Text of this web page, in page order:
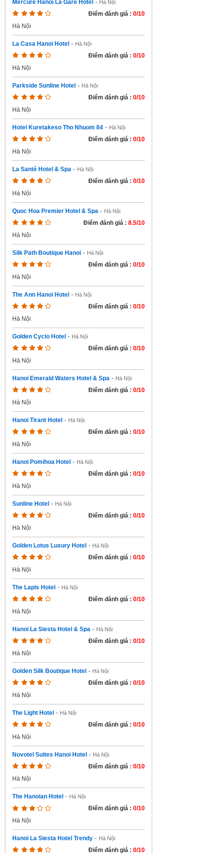
Mercure Hanoi La Gare Hotel - Hà Nội
Điểm đánh giá : 0/10
Hà Nội
La Casa Hanoi Hotel - Hà Nội
Điểm đánh giá : 0/10
Hà Nội
Parkside Sunline Hotel - Hà Nội
Điểm đánh giá : 0/10
Hà Nội
Hotel Kuretakeso Tho Nhuom 84 - Hà Nội
Điểm đánh giá : 0/10
Hà Nội
La Santé Hotel & Spa - Hà Nội
Điểm đánh giá : 0/10
Hà Nội
Quoc Hoa Premier Hotel & Spa - Hà Nội
Điểm đánh giá : 8.5/10
Hà Nội
Silk Path Boutique Hanoi - Hà Nội
Điểm đánh giá : 0/10
Hà Nội
The Ann Hanoi Hotel - Hà Nội
Điểm đánh giá : 0/10
Hà Nội
Golden Cyclo Hotel - Hà Nội
Điểm đánh giá : 0/10
Hà Nội
Hanoi Emerald Waters Hotel & Spa - Hà Nội
Điểm đánh giá : 0/10
Hà Nội
Hanoi Tirant Hotel - Hà Nội
Điểm đánh giá : 0/10
Hà Nội
Hanoi Pomihoa Hotel - Hà Nội
Điểm đánh giá : 0/10
Hà Nội
Sunline Hotel - Hà Nội
Điểm đánh giá : 0/10
Hà Nội
Golden Lotus Luxury Hotel - Hà Nội
Điểm đánh giá : 0/10
Hà Nội
The Lapis Hotel - Hà Nội
Điểm đánh giá : 0/10
Hà Nội
Hanoi La Siesta Hotel & Spa - Hà Nội
Điểm đánh giá : 0/10
Hà Nội
Golden Silk Boutique Hotel - Hà Nội
Điểm đánh giá : 0/10
Hà Nội
The Light Hotel - Hà Nội
Điểm đánh giá : 0/10
Hà Nội
Novotel Suites Hanoi Hotel - Hà Nội
Điểm đánh giá : 0/10
Hà Nội
The Hanoian Hotel - Hà Nội
Điểm đánh giá : 0/10
Hà Nội
Hanoi La Siesta Hotel Trendy - Hà Nội
Điểm đánh giá : 0/10